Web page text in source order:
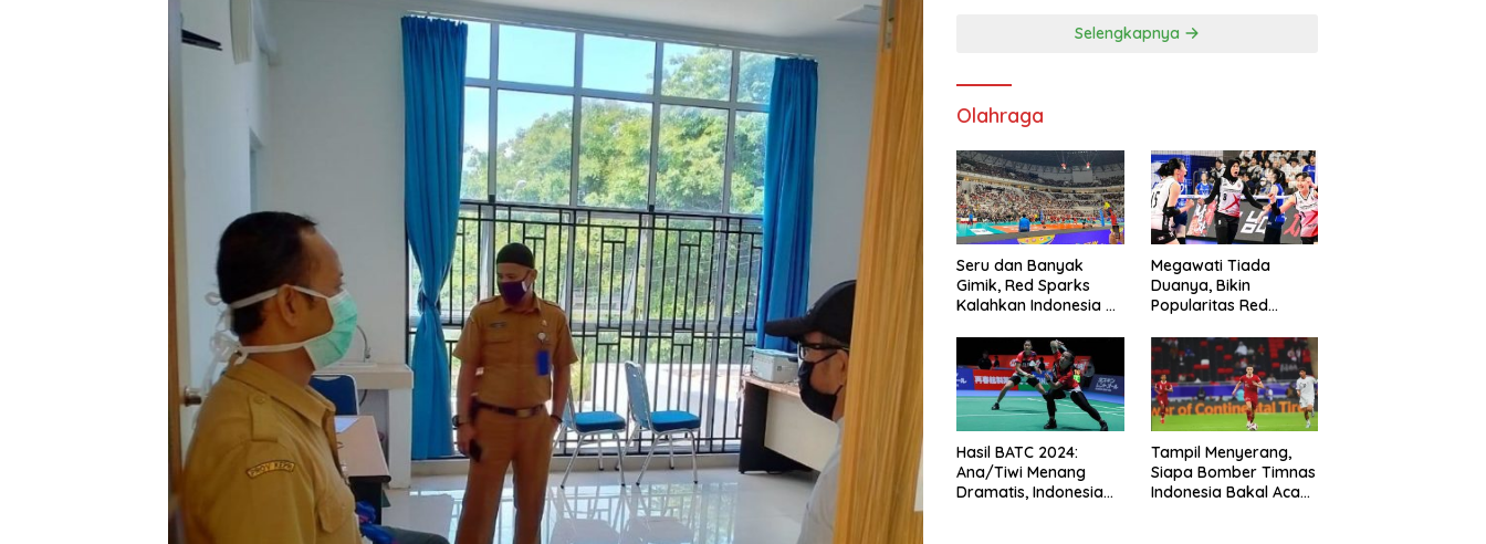
Selengkapnya
Olahraga
Seru dan Banyak
Gimik, Red Sparks
Kalahkan Indonesia All
Megawati Tiada
Duanya, Bikin
Popularitas Red
Hasil BATC 2024:
Ana/Tiwi Menang
Dramatis, Indonesia
Tampil Menyerang,
Siapa Bomber Timnas
Indonesia Bakal Acak-